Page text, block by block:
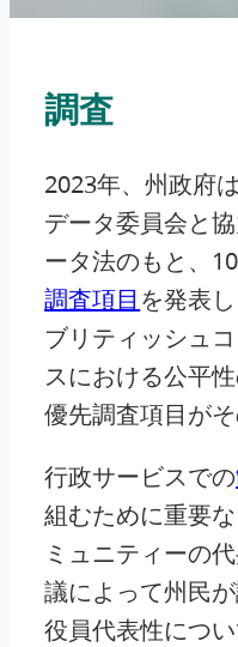
調査
2023年、州政府
データ委員会と
ータ法のもと、
調査項目 を発表
ブリティッシュ
スにおける公平
優先調査項目がそ
行政サービスでの
組むために重要
ミュニティーの
議によって州民
役員代表性につ